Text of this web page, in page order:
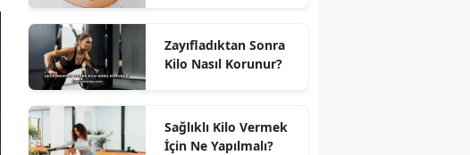
Zayıfladıktan Sonra
Kilo Nasıl Korunur?
Sağlıklı Kilo Vermek
İçin Ne Yapılmalı?